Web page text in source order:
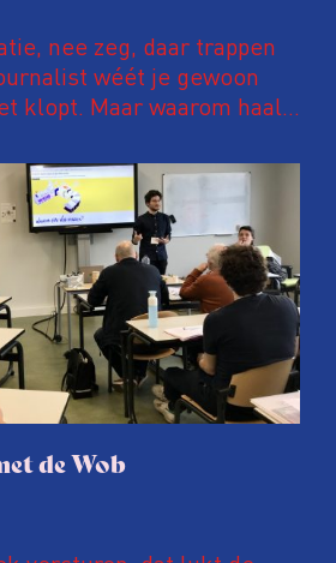
nee zeg, daar trappen
wéét je gewoon
klopt. Maar waarom haalt
scherp genoeg
de Wob